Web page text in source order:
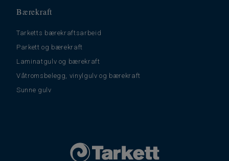
Bærekraft
Tarketts bærekraftsarbeid
Parkett og bærekraft
Laminatgulv og bærekraft
Våtromsbelegg, vinylgulv og bærekraft
Sunne gulv